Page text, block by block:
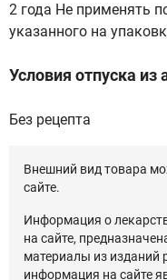
2 года Не применять
указанного на
Условия отпуска из
Без рецепта
Внешний вид товара
сайте.
Информация о
на сайте,
материалы из изданий
информация на сайте